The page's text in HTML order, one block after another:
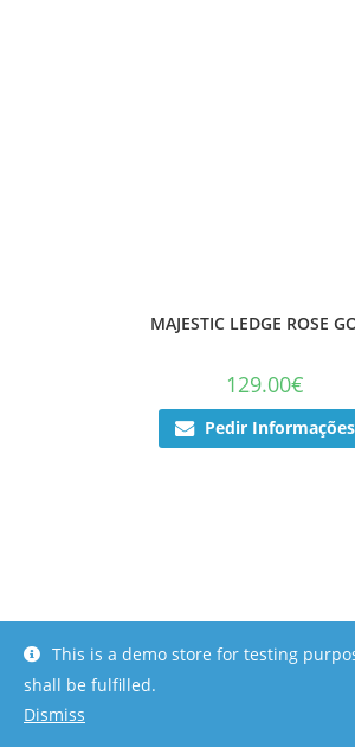
MAJESTIC LEDGE ROSE
129.00€
Pedir Informações
This is a demo store for testing
shall be fulfilled.
Dismiss